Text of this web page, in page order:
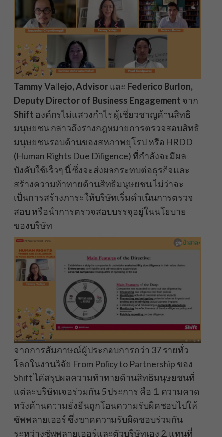
Tammy Vallejo, Advisorและ Federico Burlon,
Deputy Director of Business Engagement จาก
Shift องค์กรไม่แสวงกำไร ผู้เชี่ยวชาญด้านสิทธิ
มนุษยชน กล่าวถึงร่างกฎหมายการตรวจสอบสิทธิ
มนุษยชนรอบด้านของสหภาพยุโรป หรือ HRDD
(Human Rights Due Diligence) ที่กำลังจะมีผล
บังคับใช้เร็วๆ นี้ ซึ่งจะส่งผลกระทบต่อธุรกิจและ
สร้างความท้าทายด้านสิทธิมนุษยชน ไม่ว่าจะ
เป็นการสร้างภาระให้บริษัทเริ่มดำเนินการตรวจ
สอบ หรือนำการตรวจสอบบรรจุอยู่ในนโยบาย
ของบริษัท
จากการสัมภาษณ์ผู้ประกอบการกว่า 37 รายทั่ว
โลกในงานวิจัย From Policy to Partnership ของ
Shift ได้สรุปผลความท้าทายด้านสิทธิมนุษยชนที่
แต่ละบริษัทเจอร่วมกัน 5 ประการ คือ 1. ความคาด
หวังด้านความยั่งยืนถูกโอนความรับผิดชอบไปให้
ซัพพลายเออร์ ซึ่งขาดความรับผิดชอบร่วมกัน
ระหว่างซัพพลายเออร์และตัวบริษัทเอง 2. แทนที่